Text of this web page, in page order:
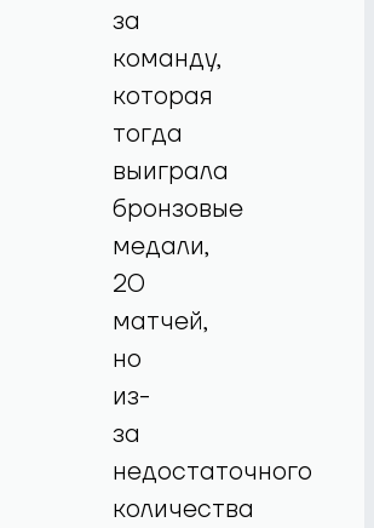
за
команду,
которая
тогда
выиграла
бронзовые
медали,
20
матчей,
но
из-
за
недостаточного
количества